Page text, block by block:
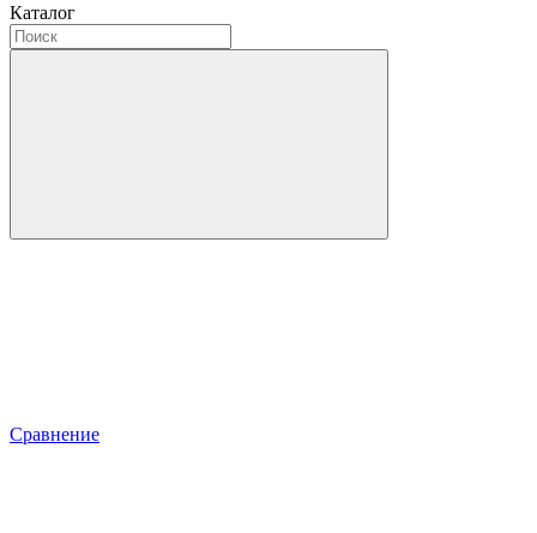
Каталог
Сравнение